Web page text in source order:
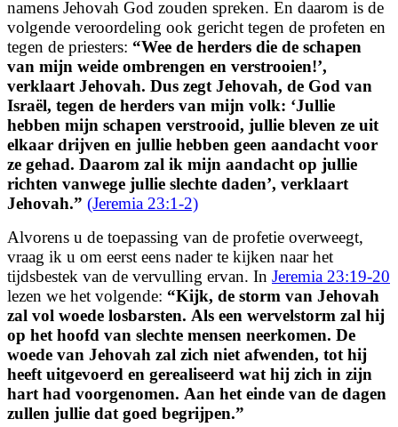
namens Jehovah God zouden spreken. En daarom is de
volgende veroordeling ook gericht tegen de profeten en
tegen de priesters: “Wee de herders die de schapen
van mijn weide ombrengen en verstrooien!’,
verklaart Jehovah. Dus zegt Jehovah, de God van
Israël, tegen de herders van mijn volk: ‘Jullie
hebben mijn schapen verstrooid, jullie bleven ze uit
elkaar drijven en jullie hebben geen aandacht voor
ze gehad. Daarom zal ik mijn aandacht op jullie
richten vanwege jullie slechte daden’, verklaart
Jehovah.” (Jeremia 23:1-2)
Alvorens u de toepassing van de profetie overweegt,
vraag ik u om eerst eens nader te kijken naar het
tijdsbestek van de vervulling ervan. In Jeremia 23:19-20
lezen we het volgende: “Kijk, de storm van Jehovah
zal vol woede losbarsten. Als een wervelstorm zal hij
op het hoofd van slechte mensen neerkomen. De
woede van Jehovah zal zich niet afwenden, tot hij
heeft uitgevoerd en gerealiseerd wat hij zich in zijn
hart had voorgenomen. Aan het einde van de dagen
zullen jullie dat goed begrijpen.”